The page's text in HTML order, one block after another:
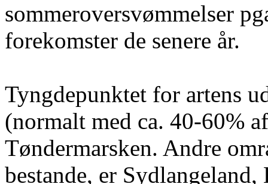
sommeroversvømmelser
forekomster de senere år.
Tyngdepunktet for artens
(normalt med ca. 40-60%
Tøndermarsken. Andre
bestande, er